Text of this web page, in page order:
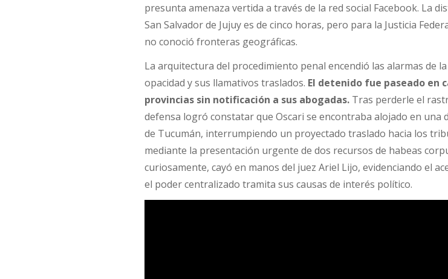
presunta amenaza vertida a través de la red social Facebook. La
San Salvador de Jujuy es de cinco horas, pero para la Justicia
no conoció fronteras geográficas.
La arquitectura del procedimiento penal encendió las alarmas de
opacidad y sus llamativos traslados. El detenido fue paseado en
provincias sin notificación a sus abogadas. Tras perderle el
defensa logró constatar que Oscari se encontraba alojado en una
de Tucumán, interrumpiendo un proyectado traslado hacia los
mediante la presentación urgente de dos recursos de habeas
curiosamente, cayó en manos del juez Ariel Lijo, evidenciando el
el poder centralizado tramita sus causas de interés político.